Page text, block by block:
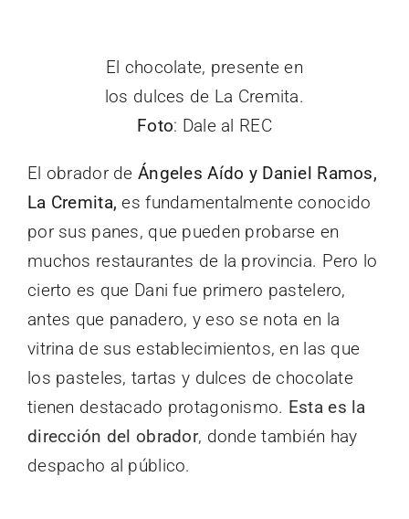
El chocolate, presente en
los dulces de La Cremita.
Foto: Dale al REC
El obrador de Ángeles Aído y Daniel Ramos,
La Cremita, es fundamentalmente conocido
por sus panes, que pueden probarse en
muchos restaurantes de la provincia. Pero lo
cierto es que Dani fue primero pastelero,
antes que panadero, y eso se nota en la
vitrina de sus establecimientos, en las que
los pasteles, tartas y dulces de chocolate
tienen destacado protagonismo. Esta es la
dirección del obrador, donde también hay
despacho al público.